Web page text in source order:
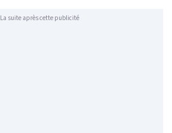
La suite après cette publicité